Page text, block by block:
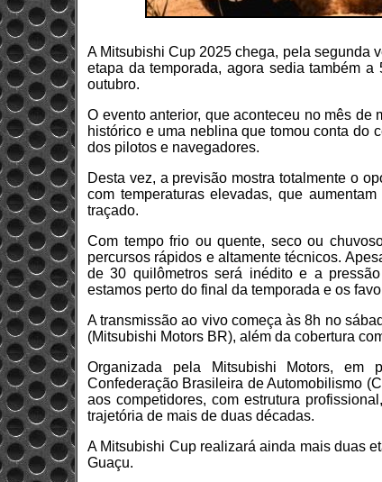
A Mitsubishi Cup 2025 chega, pela segunda
etapa da temporada, agora sedia também
outubro.
O evento anterior, que aconteceu no mês de
histórico e uma neblina que tomou conta do
dos pilotos e navegadores.
Desta vez, a previsão mostra totalmente o
com temperaturas elevadas, que
traçado.
Com tempo frio ou quente, seco ou
percursos rápidos e altamente técnicos.
de 30 quilômetros será inédito e a
estamos perto do final da temporada e os
A transmissão ao vivo começa às 8h no
(Mitsubishi Motors BR), além da cobertura
Organizada pela Mitsubishi Motors,
Confederação Brasileira de Automobilismo
aos competidores, com estrutura
trajetória de mais de duas décadas.
A Mitsubishi Cup realizará ainda mais duas
Guaçu.